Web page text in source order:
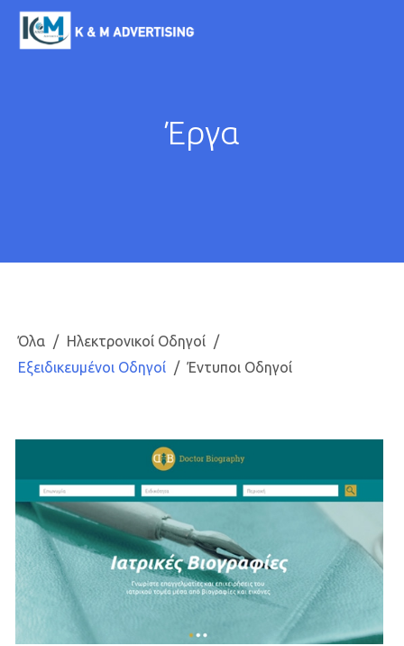
Έργα
Όλα
Ηλεκτρονικοί Οδηγοί
Εξειδικευμένοι Οδηγοί
Έντυποι Οδηγοί